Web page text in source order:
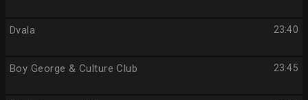
23:40
Dvala
23:45
Boy George & Culture Club